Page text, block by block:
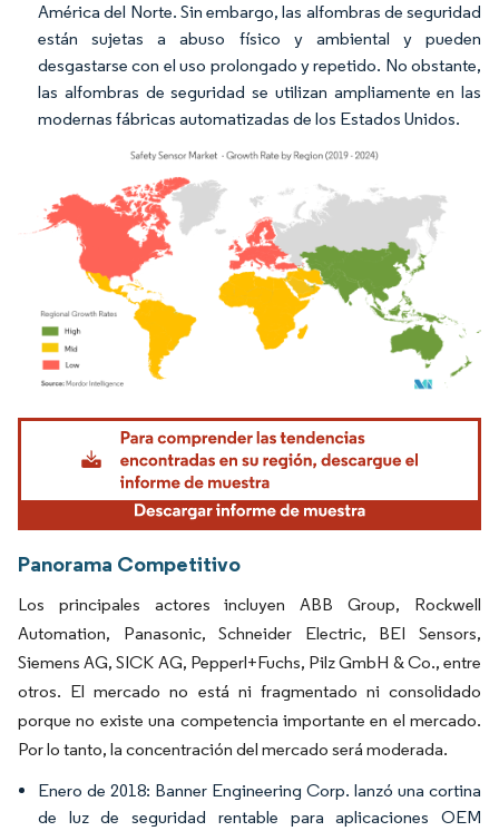
América del Norte. Sin embargo, las alfombras de seguridad
están sujetas a abuso físico y ambiental y pueden
desgastarse con el uso prolongado y repetido. No obstante,
las alfombras de seguridad se utilizan ampliamente en las
modernas fábricas automatizadas de los Estados Unidos.
Imagen © Mordor Intelligence. El uso requiere atribución según CC BY 4.0.
Panorama Competitivo
Los principales actores incluyen ABB Group, Rockwell
Automation, Panasonic, Schneider Electric, BEI Sensors,
Siemens AG, SICK AG, Pepperl+Fuchs, Pilz GmbH & Co., entre
otros. El mercado no está ni fragmentado ni consolidado
porque no existe una competencia importante en el mercado.
Por lo tanto, la concentración del mercado será moderada.
Enero de 2018: Banner Engineering Corp. lanzó una cortina
de luz de seguridad rentable para aplicaciones OEM